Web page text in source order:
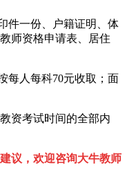
件一份、户籍证明、体
师资格申请表、居住
每人每科70元收取；面
资考试时间的全部内
议，欢迎咨询大牛教师